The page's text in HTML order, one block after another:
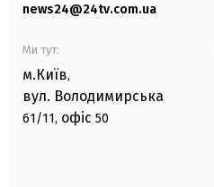
news24@24tv.com.ua
Ми тут:
м.Київ,
вул. Володимирська
61/11, офіс 50